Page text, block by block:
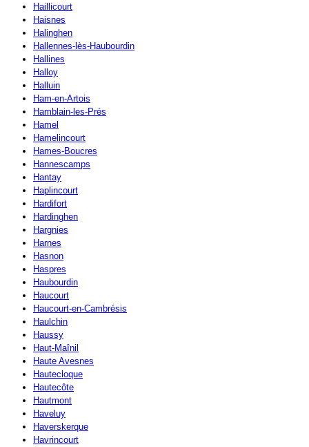
Haillicourt
Haisnes
Halinghen
Hallennes-lès-Haubourdin
Hallines
Halloy
Halluin
Ham-en-Artois
Hamblain-les-Prés
Hamel
Hamelincourt
Hames-Boucres
Hannescamps
Hantay
Haplincourt
Hardifort
Hardinghen
Hargnies
Harnes
Hasnon
Haspres
Haubourdin
Haucourt
Haucourt-en-Cambrésis
Haulchin
Haussy
Haut-Maînil
Haute Avesnes
Hautecloque
Hautecôte
Hautmont
Haveluy
Haverskerque
Havrincourt